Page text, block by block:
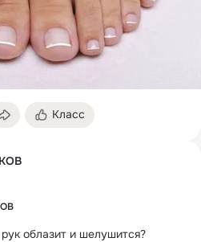
Класс
облазит и шелушится?